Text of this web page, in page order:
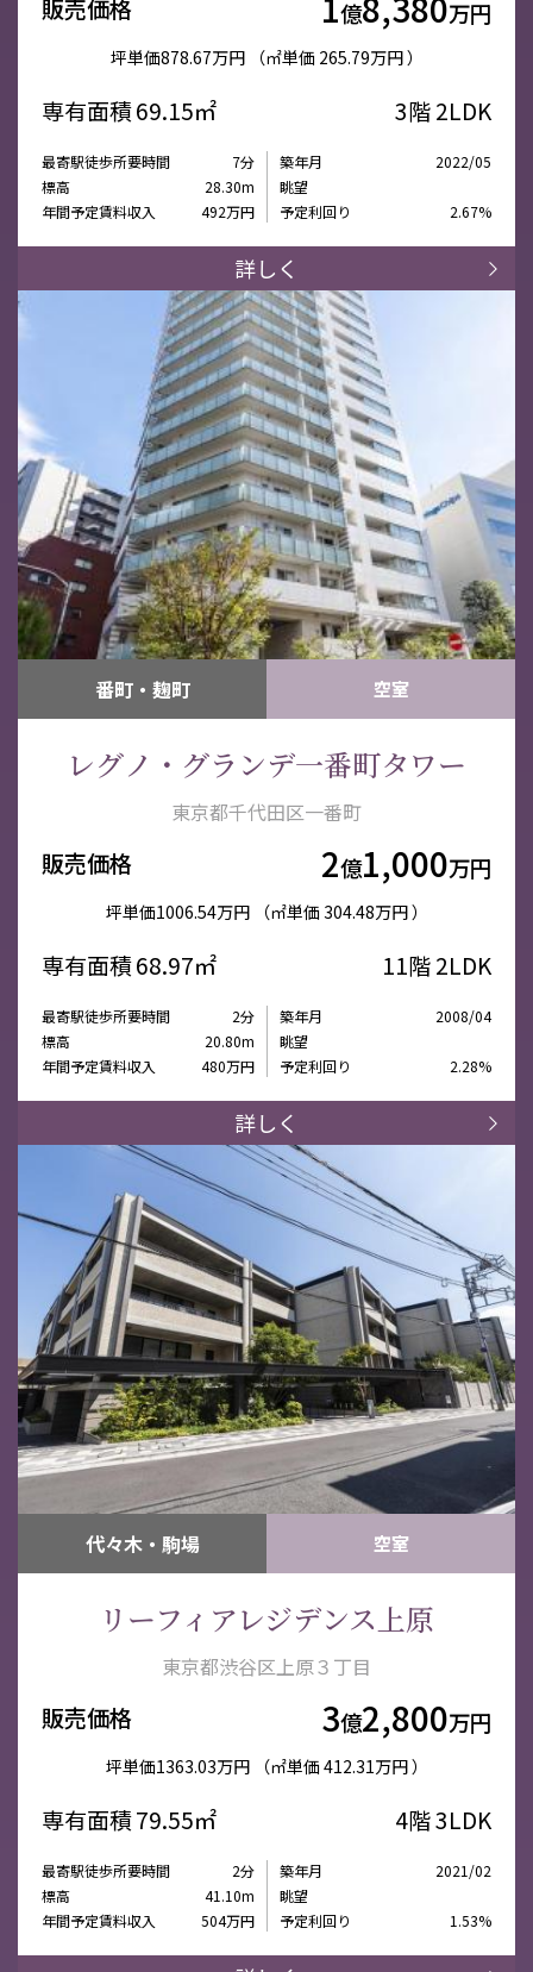
販売価格 億 万円
坪単価878.67万円 （㎡単価 265.79万円 ）
専有面積69.15㎡ 3階2LDK
最寄駅徒歩所要時間
7分
標高
28.30m
年間予定賃料収入
492万円
築年月
2022/05
眺望
予定利回り
2.67%
詳しく
番町・麹町 空室
レグノ・グランデ一番町タワー
東京都千代田区一番町
販売価格 2億1,000万円
坪単価1006.54万円 （㎡単価 304.48万円 ）
専有面積68.97㎡ 11階2LDK
最寄駅徒歩所要時間
2分
標高
20.80m
年間予定賃料収入
480万円
築年月
2008/04
眺望
予定利回り
2.28%
詳しく
代々木・駒場 空室
リーフィアレジデンス上原
東京都渋谷区上原３丁目
販売価格 3億2,800万円
坪単価1363.03万円 （㎡単価 412.31万円 ）
専有面積79.55㎡ 4階3LDK
最寄駅徒歩所要時間
2分
標高
41.10m
年間予定賃料収入
504万円
築年月
2021/02
眺望
予定利回り
1.53%